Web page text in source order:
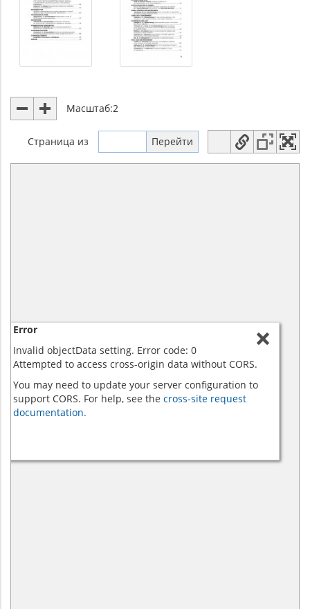
Масштаб:2
Страница из
Error
Invalid objectData setting. Error code: 0
Attempted to access cross-origin data without CORS.
You may need to update your server configuration to
support CORS. For help, see the cross-site request
documentation.